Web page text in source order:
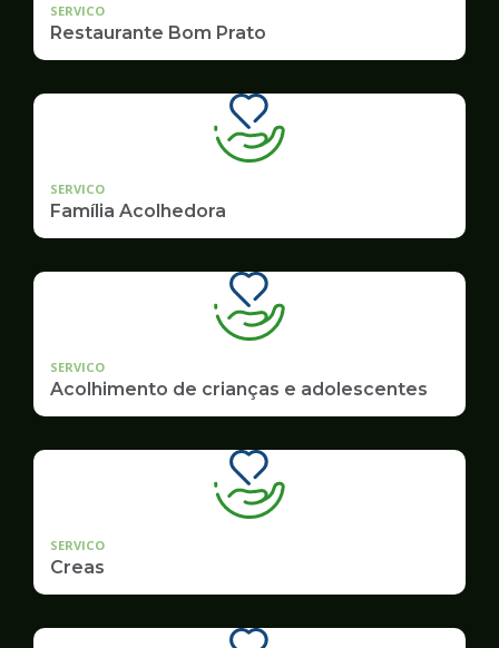
SERVICO
Restaurante Bom Prato
SERVICO
Família Acolhedora
SERVICO
Acolhimento de crianças e adolescentes
SERVICO
Creas